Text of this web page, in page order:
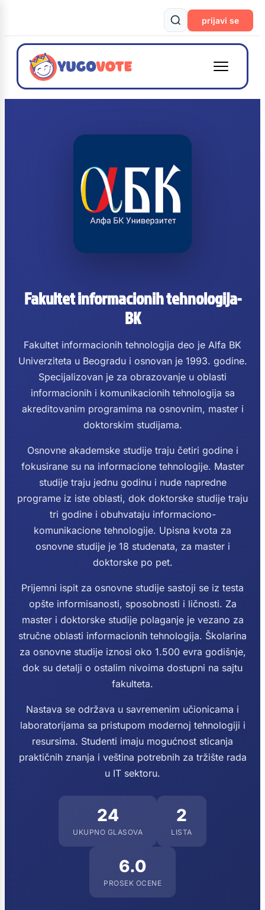
prijavi se
Fakultet informacionih tehnologija-
BK
Fakultet informacionih tehnologija deo je Alfa BK
Univerziteta u Beogradu i osnovan je 1993. godine.
Specijalizovan je za obrazovanje u oblasti
informacionih i komunikacionih tehnologija sa
akreditovanim programima na osnovnim, master i
doktorskim studijama.
Osnovne akademske studije traju četiri godine i
fokusirane su na informacione tehnologije. Master
studije traju jednu godinu i nude napredne
programe iz iste oblasti, dok doktorske studije traju
tri godine i obuhvataju informaciono-
komunikacione tehnologije. Upisna kvota za
osnovne studije je 18 studenata, za master i
doktorske po pet.
Prijemni ispit za osnovne studije sastoji se iz testa
opšte informisanosti, sposobnosti i ličnosti. Za
master i doktorske studije polaganje je vezano za
stručne oblasti informacionih tehnologija. Školarina
za osnovne studije iznosi oko 1.500 evra godišnje,
dok su detalji o ostalim nivoima dostupni na sajtu
fakulteta.
Nastava se održava u savremenim učionicama i
laboratorijama sa pristupom modernoj tehnologiji i
resursima. Studenti imaju mogućnost sticanja
praktičnih znanja i veština potrebnih za tržište rada
u IT sektoru.
24
UKUPNO GLASOVA
2
LISTA
6.0
PROSEK OCENE